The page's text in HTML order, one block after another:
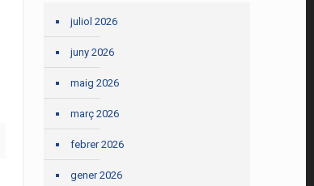
juliol 2026
juny 2026
maig 2026
març 2026
febrer 2026
gener 2026